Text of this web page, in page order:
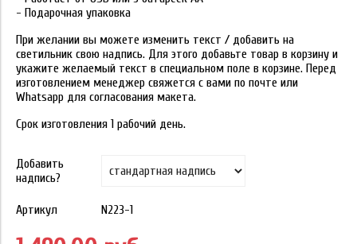
- Подарочная упаковка
При желании вы можете изменить текст / добавить на
светильник свою надпись. Для этого добавьте товар в корзину и
укажите желаемый текст в специальном поле в корзине. Перед
изготовлением менеджер свяжется с вами по почте или
Whatsapp для согласования макета.
Срок изготовления 1 рабочий день.
Добавить
надпись?
Артикул N223-1